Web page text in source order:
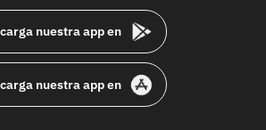
nuestra app en
nuestra app en